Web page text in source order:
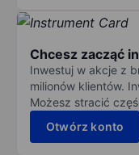
Chcesz zacząć
Inwestuj w akcje z
milionów klientów.
Możesz stracić
Otwórz konto